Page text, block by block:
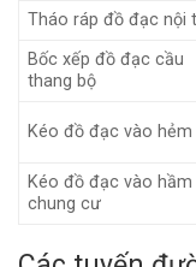
Tháo ráp đồ đạc nội
Bốc xếp đồ đạc cầu
thang bộ
Kéo đồ đạc vào hẻm
Kéo đồ đạc vào hầm
chung cư